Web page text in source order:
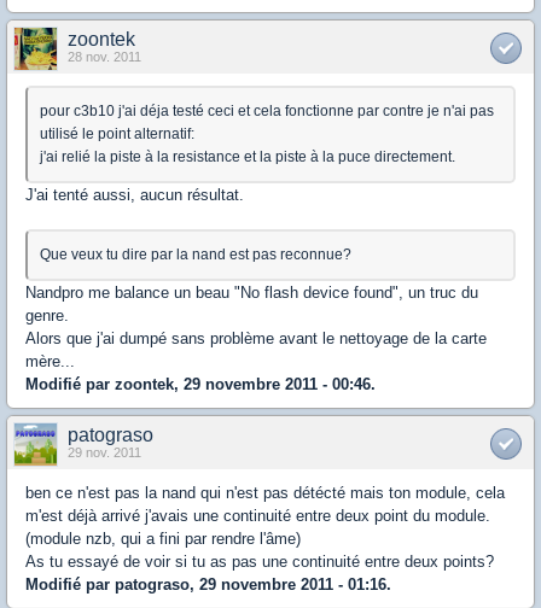
zoontek
28 nov. 2011
pour c3b10 j'ai déja testé ceci et cela fonctionne par contre je n'ai pas
utilisé le point alternatif:
j'ai relié la piste à la resistance et la piste à la puce directement.
J'ai tenté aussi, aucun résultat.
Que veux tu dire par la nand est pas reconnue?
Nandpro me balance un beau "No flash device found", un truc du
genre.
Alors que j'ai dumpé sans problème avant le nettoyage de la carte
mère...
Modifié par zoontek, 29 novembre 2011 - 00:46.
patograso
29 nov. 2011
ben ce n'est pas la nand qui n'est pas détécté mais ton module, cela
m'est déjà arrivé j'avais une continuité entre deux point du module.
(module nzb, qui a fini par rendre l'âme)
As tu essayé de voir si tu as pas une continuité entre deux points?
Modifié par patograso, 29 novembre 2011 - 01:16.